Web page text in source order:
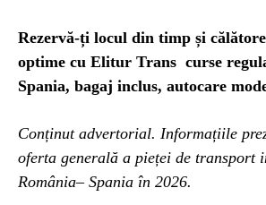
Rezervă-ți locul din timp și
optime cu Elitur Trans curse
Spania, bagaj inclus, autocare
Conținut advertorial. Informațiile
oferta generală a pieței de transport
România– Spania în 2026.